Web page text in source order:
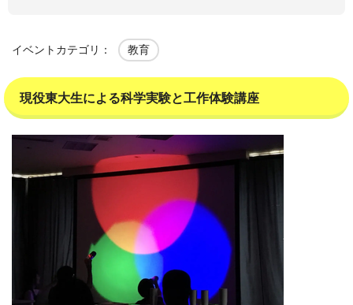
イベントカテゴリ： 教育
現役東大生による科学実験と工作体験講座